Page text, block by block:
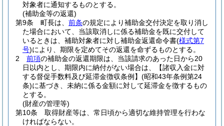
対象者に通知するものとする。
(補助金等の返還)
第9条
町長は、 前条の規定により補助金交付決定を取り消し
た場合において、当該取消しに係る補助金を既に交付して
いるときは、補助対象者に対し補助金返還命令書(様式第7
号)により、期限を定めてその返還を命ずるものとする。
2
前項の補助金の返還期限は、当該請求のあった日から20
日以内とし、期限内に納付がない場合は、【諸収入金に対
する督促手数料及び延滞金徴収条例】 (昭和43年条例第24
条)に基づき、未納に係る金額に対して延滞金を徴するもの
とする。
(財産の管理等)
第10条
取得財産等は、常日頃から適切な維持管理を行わな
ければならない。